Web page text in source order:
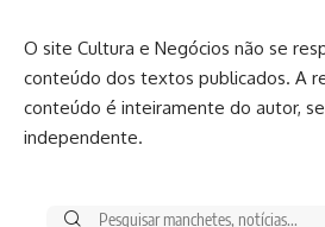
O site Cultura e Negócios não se
conteúdo dos textos publicados. A
conteúdo é inteiramente do autor,
independente.